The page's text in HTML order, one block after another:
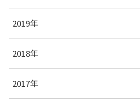
2019年
2018年
2017年